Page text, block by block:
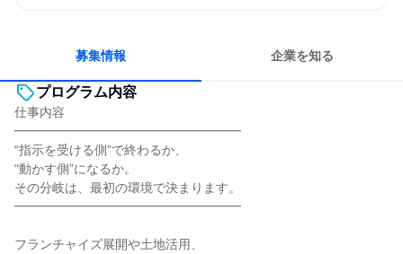
募集情報 企業を知る
プログラム内容
仕事内容
━━━━━━━━━━━━━━━━━━
“指示を受ける側”で終わるか、
“動かす側”になるか。
その分岐は、最初の環境で決まります。
━━━━━━━━━━━━━━━━━━
フランチャイズ展開や土地活用、